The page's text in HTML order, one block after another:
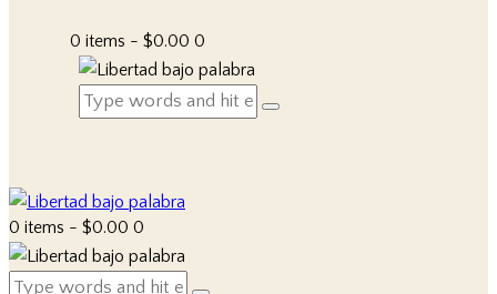
0 items - $0.00 0
0 items - $0.00 0